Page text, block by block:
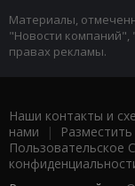
Материалы,
"Новости компаний",
правах рекламы.
Наши контакты и
нами |
Пользовательское